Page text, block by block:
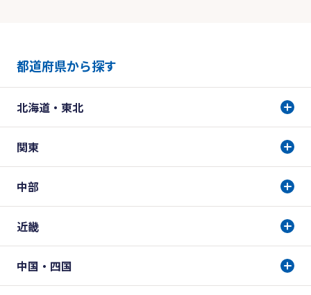
都道府県から探す
北海道・東北
関東
中部
近畿
中国・四国